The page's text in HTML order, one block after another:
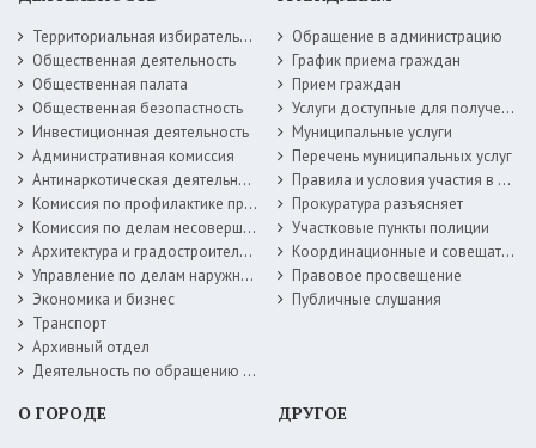
Территориальная избирательная комиссия
Общественная деятельность
Общественная палата
Общественная безопастность
Инвестиционная деятельность
Административная комиссия
Антинаркотическая деятельность
Комиссия по профилактике правонарушений
Комиссия по делам несовершеннолетних
Архитектура и градостроительство
Управление по делам наружной рекламы
Экономика и бизнес
Транспорт
Архивный отдел
Деятельность по обращению с животными без владельцев
Обращение в администрацию
График приема граждан
Прием граждан
Услуги доступные для получения в электронной форме
Муниципальные услуги
Перечень муниципальных услуг
Правила и условия участия в жилищных программах
Прокуратура разъясняет
Участковые пункты полиции
Координационные и совещательные органы
Правовое просвещение
Публичные слушания
О ГОРОДЕ ДРУГОЕ